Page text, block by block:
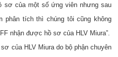
sơ của một số ứng viên nhưng sau
phân tích thì chúng tôi cũng không
nhận được hồ sơ của HLV Miura”.
của HLV Miura do bộ phận chuyên